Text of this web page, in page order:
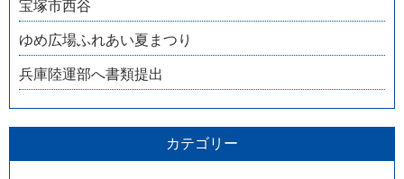
宝塚市西谷
ゆめ広場ふれあい夏まつり
兵庫陸運部へ書類提出
カテゴリー